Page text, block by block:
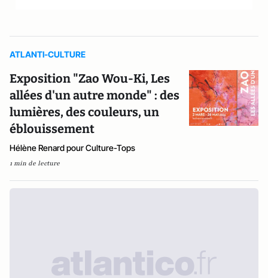
ATLANTI-CULTURE
Exposition "Zao Wou-Ki, Les
allées d'un autre monde" : des
lumières, des couleurs, un
éblouissement
Hélène Renard pour Culture-Tops
1 min de lecture